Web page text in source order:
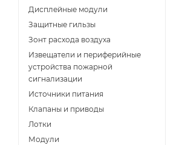
Дисплейные модули
Защитные гильзы
Зонт расхода воздуха
Извещатели и периферийные
устройства пожарной
сигнализации
Источники питания
Клапаны и приводы
Лотки
Модули